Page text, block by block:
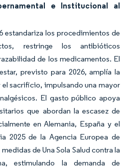
e Institucional al
estandariza los procedimientos de
restringe los antibióticos
de los medicamentos. El
previsto para 2026, amplía la
sacrificio, impulsando una mayor
El gasto público apoya
que abordan la escasez de
en Alemania, España y el
2025 de la Agencia Europea de
de Una Sola Salud contra la
estimulando la demanda de